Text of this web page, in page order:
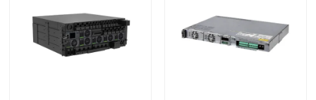
Sistema ibrido di telecomunicazioni